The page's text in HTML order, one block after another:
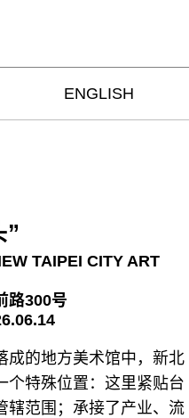
ENGLISH
”
TAIPEI CITY ART
路300号
成的地方美术馆中，新北
个特殊位置：这里紧贴台
辖范围；承接了产业、流